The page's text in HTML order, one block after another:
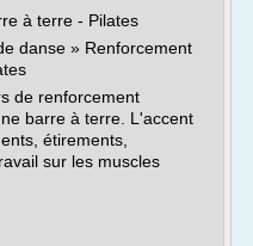
à terre - Pilates
danse » Renforcement
de renforcement
barre à terre. L'accent
étirements,
sur les muscles